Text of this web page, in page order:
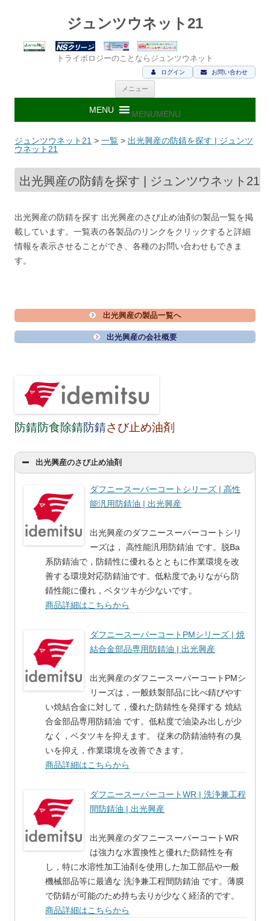
ジュンツウネット21
トライボロジーのことならジュンツウネット
お問い合わせ
ログイン
メニュー
ン
ツ
ス
キ
MENUMENU
ジュンツウネット21 > 一覧 > 出光興産の防錆を探す | ジュンツ
ウネット21
出光興産の防錆を探す | ジュンツウネット21
出光興産の防錆を探す 出光興産のさび止め油剤の製品一覧を掲
載しています。一覧表の各製品のリンクをクリックすると詳細
情報を表示させることができ、各種のお問い合わせもできま
す。
出光興産の製品一覧へ
出光興産の会社概要
防錆防食除錆防錆さび止め油剤
出光興産のさび止め油剤
ダフニースーパーコートシリーズ | 高性
能汎用防錆油 | 出光興産
出光興産のダフニースーパーコートシリ
ーズは， 高性能汎用防錆油 です。脱Ba
系防錆油で，防錆性に優れるとともに作業環境を改
善する環境対応防錆油です。低粘度でありながら防
錆性能に優れ，ベタツキが少ないです。
商品詳細はこちらから
ダフニースーパーコートPMシリーズ | 焼
結合金部品専用防錆油 | 出光興産
出光興産のダフニースーパーコートPMシ
リーズは，一般鉄製部品に比べ錆びやす
い焼結合金に対して，優れた防錆性を発揮する 焼結
合金部品専用防錆油 です。低粘度で油染み出しが少
なく，ベタツキを抑えます。 従来の防錆油特有の臭
いを抑え，作業環境を改善できます。
商品詳細はこちらから
ダフニースーパーコートWR | 洗浄兼工程
間防錆油 | 出光興産
出光興産のダフニースーパーコートWR
は強力な水置換性と優れた防錆性を有
し，特に水溶性加工油剤を使用した加工部品や一般
機械部品等に最適な 洗浄兼工程間防錆油 です。薄膜
で防錆が可能のため持ち去りが少なく経済的です。
商品詳細はこちらから